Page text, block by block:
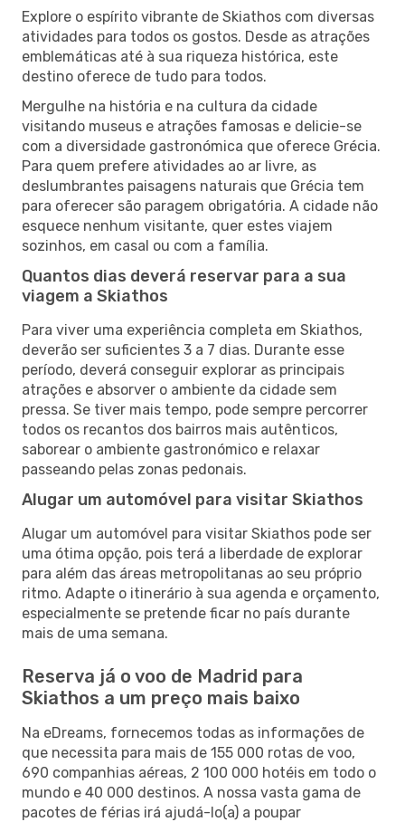
Explore o espírito vibrante de Skiathos com diversas
atividades para todos os gostos. Desde as atrações
emblemáticas até à sua riqueza histórica, este
destino oferece de tudo para todos.
Mergulhe na história e na cultura da cidade
visitando museus e atrações famosas e delicie-se
com a diversidade gastronómica que oferece Grécia.
Para quem prefere atividades ao ar livre, as
deslumbrantes paisagens naturais que Grécia tem
para oferecer são paragem obrigatória. A cidade não
esquece nenhum visitante, quer estes viajem
sozinhos, em casal ou com a família.
Quantos dias deverá reservar para a sua
viagem a Skiathos
Para viver uma experiência completa em Skiathos,
deverão ser suficientes 3 a 7 dias. Durante esse
período, deverá conseguir explorar as principais
atrações e absorver o ambiente da cidade sem
pressa. Se tiver mais tempo, pode sempre percorrer
todos os recantos dos bairros mais autênticos,
saborear o ambiente gastronómico e relaxar
passeando pelas zonas pedonais.
Alugar um automóvel para visitar Skiathos
Alugar um automóvel para visitar Skiathos pode ser
uma ótima opção, pois terá a liberdade de explorar
para além das áreas metropolitanas ao seu próprio
ritmo. Adapte o itinerário à sua agenda e orçamento,
especialmente se pretende ficar no país durante
mais de uma semana.
Reserva já o voo de Madrid para
Skiathos a um preço mais baixo
Na eDreams, fornecemos todas as informações de
que necessita para mais de 155 000 rotas de voo,
690 companhias aéreas, 2 100 000 hotéis em todo o
mundo e 40 000 destinos. A nossa vasta gama de
pacotes de férias irá ajudá-lo(a) a poupar